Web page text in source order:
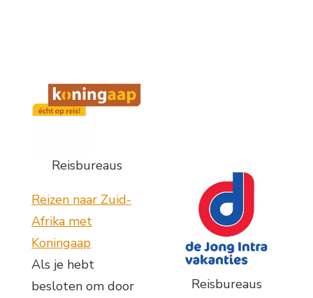
Reisbureaus
Reizen naar Zuid-
Afrika met
Koningaap
Als je hebt
besloten om door
Reisbureaus